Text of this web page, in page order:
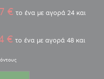
€ το ένα με αγορά 24 και
€ το ένα με αγορά 48 και